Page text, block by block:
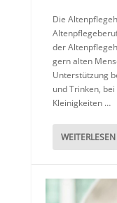
Die
der
gern alten
Unterstützung
und Trinken,
Kleinigkeiten …
WEITERLESEN